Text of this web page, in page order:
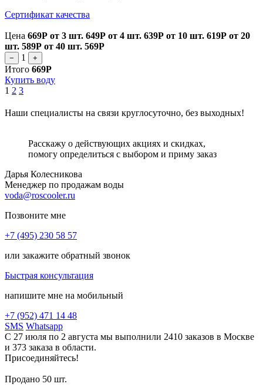
Сертификат качества
Цена 669Р от 3 шт. 649Р от 4 шт. 639Р от 10 шт. 619Р от 20
шт. 589Р от 40 шт. 569Р
− 1 +
Итого 669Р
Купить воду
1 2 3
Наши специалисты на связи круглосуточно, без выходных!
Расскажу о действующих акциях и скидках,
помогу определиться с выбором и приму заказ
Дарья Колесникова
Менеджер по продажам воды
voda@roscooler.ru
Позвоните мне
+7 (495) 230 58 57
или закажите обратный звонок
Быстрая консультация
напишите мне на мобильный
+7 (952) 471 14 48
SMS Whatsapp
С 27 июля по 2 августа мы выполнили 2410 заказов в Москве
и 373 заказа в области.
Присоединяйтесь!
Продано 50 шт.